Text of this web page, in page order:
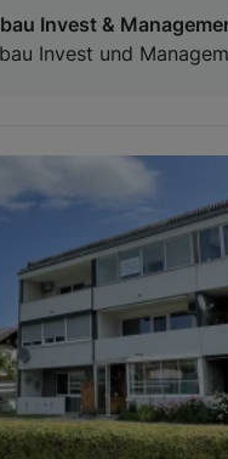
Invest &
Invest und